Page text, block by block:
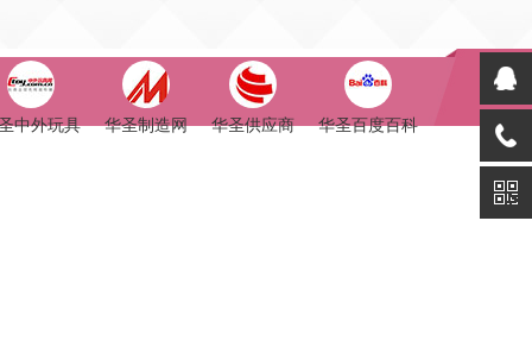
中外玩具 华圣制造网 华圣供应商 华圣百度百科